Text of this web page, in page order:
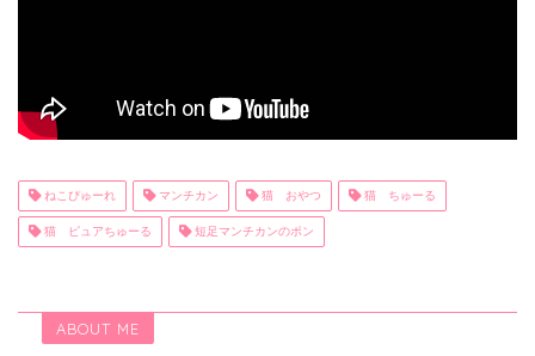
ねこぴゅーれ マンチカン 猫 おやつ 猫 ちゅーる
猫 ピュアちゅーる 短足マンチカンのポン
ABOUT ME